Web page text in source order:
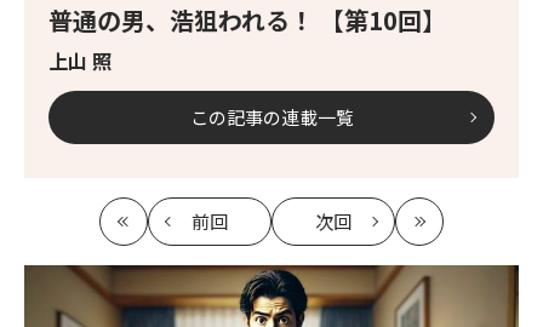
普通の男、浩狙われる！ 【第10回】
上山 照
この記事の連載一覧
最
初
前回
記
事
へ
次回
記
事
へ
最
新